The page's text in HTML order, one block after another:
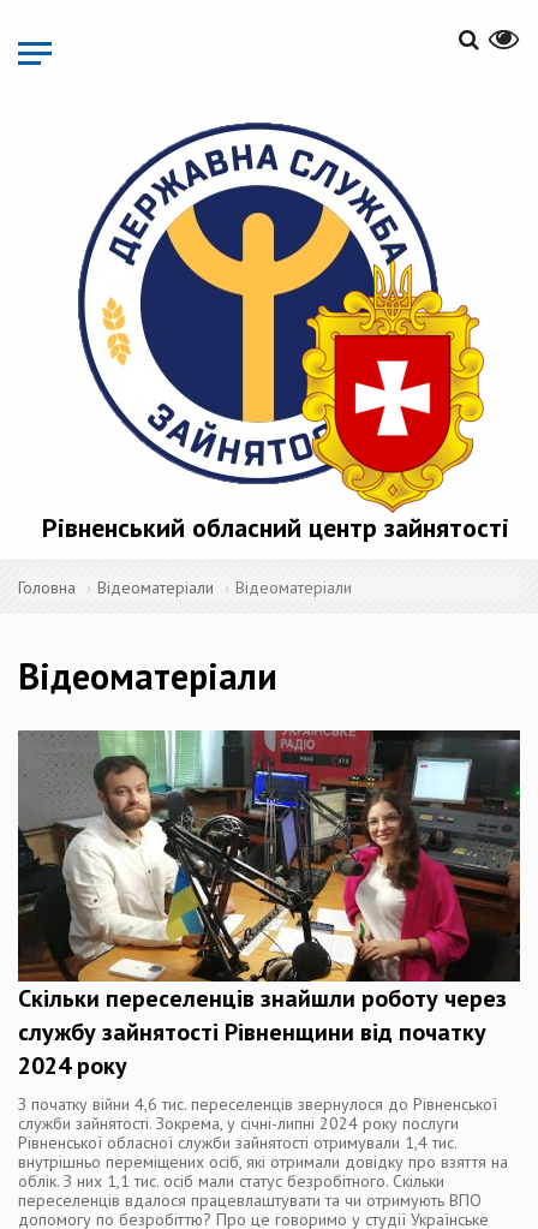
основного
матеріалу
Рівненський обласний центр зайнятості
Головна Відеоматеріали Відеоматеріали
Відеоматеріали
Скільки переселенців знайшли роботу через
службу зайнятості Рівненщини від початку
2024 року
З початку війни 4,6 тис. переселенців звернулося до Рівненської
служби зайнятості. Зокрема, у січні-липні 2024 року послуги
Рівненської обласної служби зайнятості отримували 1,4 тис.
внутрішньо переміщених осіб, які отримали довідку про взяття на
облік. З них 1,1 тис. осіб мали статус безробітного. Скільки
переселенців вдалося працевлаштувати та чи отримують ВПО
допомогу по безробіттю? Про це говоримо у студії Українське